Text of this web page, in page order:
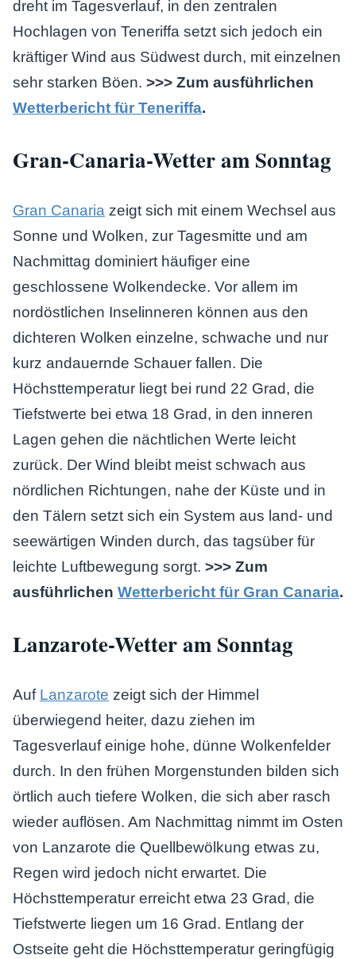
dreht im Tagesverlauf, in den zentralen
Hochlagen von Teneriffa setzt sich jedoch ein
kräftiger Wind aus Südwest durch, mit einzelnen
sehr starken Böen. >>> Zum ausführlichen
Wetterbericht für Teneriffa.
Gran-Canaria-Wetter am Sonntag
Gran Canaria zeigt sich mit einem Wechsel aus
Sonne und Wolken, zur Tagesmitte und am
Nachmittag dominiert häufiger eine
geschlossene Wolkendecke. Vor allem im
nordöstlichen Inselinneren können aus den
dichteren Wolken einzelne, schwache und nur
kurz andauernde Schauer fallen. Die
Höchsttemperatur liegt bei rund 22 Grad, die
Tiefstwerte bei etwa 18 Grad, in den inneren
Lagen gehen die nächtlichen Werte leicht
zurück. Der Wind bleibt meist schwach aus
nördlichen Richtungen, nahe der Küste und in
den Tälern setzt sich ein System aus land- und
seewärtigen Winden durch, das tagsüber für
leichte Luftbewegung sorgt. >>> Zum
ausführlichen Wetterbericht für Gran Canaria.
Lanzarote-Wetter am Sonntag
Auf Lanzarote zeigt sich der Himmel
überwiegend heiter, dazu ziehen im
Tagesverlauf einige hohe, dünne Wolkenfelder
durch. In den frühen Morgenstunden bilden sich
örtlich auch tiefere Wolken, die sich aber rasch
wieder auflösen. Am Nachmittag nimmt im Osten
von Lanzarote die Quellbewölkung etwas zu,
Regen wird jedoch nicht erwartet. Die
Höchsttemperatur erreicht etwa 23 Grad, die
Tiefstwerte liegen um 16 Grad. Entlang der
Ostseite geht die Höchsttemperatur geringfügig